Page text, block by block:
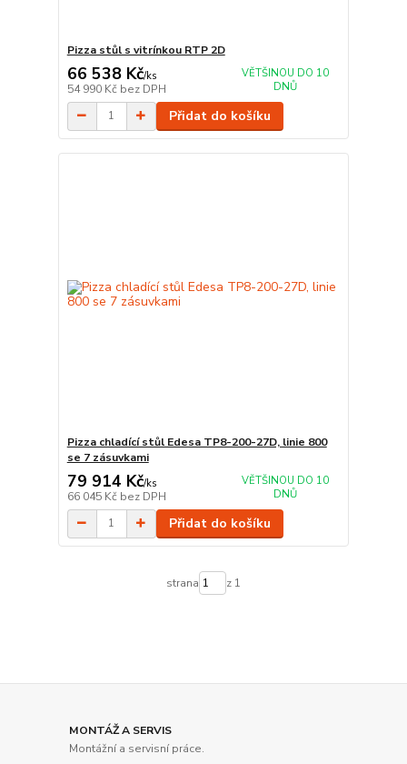
Pizza stůl s vitrínkou RTP 2D
66 538 Kč/ks
54 990 Kč bez DPH
VĚTŠINOU DO 10
DNŮ
Přidat do košíku
Pizza chladící stůl Edesa TP8-200-27D, linie 800
se 7 zásuvkami
79 914 Kč/ks
66 045 Kč bez DPH
VĚTŠINOU DO 10
DNŮ
Přidat do košíku
strana z 1
MONTÁŽ A SERVIS
Montážní a servisní práce.